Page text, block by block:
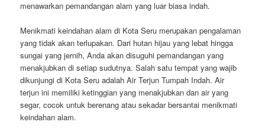
menawarkan pemandangan alam yang luar biasa indah.
Menikmati keindahan alam di Kota Seru merupakan pengalaman
yang tidak akan terlupakan. Dari hutan hijau yang lebat hingga
sungai yang jernih, Anda akan disuguhi pemandangan yang
menakjubkan di setiap sudutnya. Salah satu tempat yang wajib
dikunjungi di Kota Seru adalah Air Terjun Tumpah Indah. Air
terjun ini memiliki ketinggian yang menakjubkan dan air yang
segar, cocok untuk berenang atau sekadar bersantai menikmati
keindahan alam.